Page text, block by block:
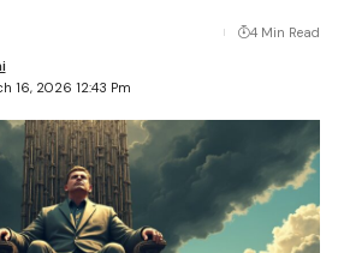
16, 2026 12:43 Pm
4 Min Read